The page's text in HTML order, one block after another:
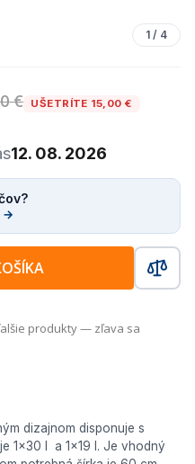
1 / 4
dizajnom disponuje s
1x30 l a 1x19 l. Je vhodný
€ UŠETRÍTE 15,00 €
12. 08. 2026
→
produkty — zľava sa